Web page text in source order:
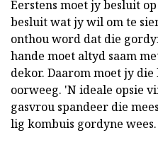
Eerstens moet jy besluit
besluit wat jy wil om te
onthou word dat die
hande moet altyd saam
dekor. Daarom moet jy
oorweeg. 'N ideale opsie
gasvrou spandeer die
lig kombuis gordyne wees.